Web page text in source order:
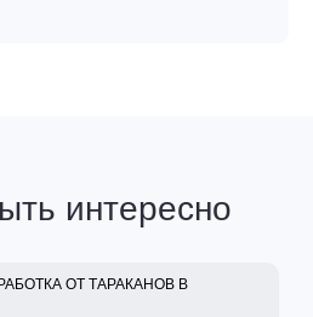
интересно
ОТ ТАРАКАНОВ В